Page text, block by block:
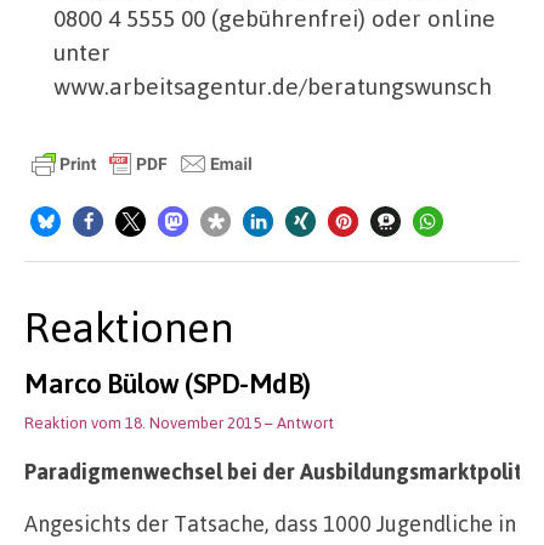
0800 4 5555 00 (gebührenfrei) oder online
unter
www.arbeitsagentur.de/beratungswunsch
Reaktionen
Marco Bülow (SPD-MdB)
Reaktion vom 18. November 2015– Antwort
Paradigmenwechsel bei der
Angesichts der Tatsache, dass 1000 Jugendliche in